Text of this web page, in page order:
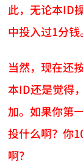
此，无论本ID
中投入过1分钱
当然，现在还
本ID还是觉得
加。如果你第
投什么啊？你
啊？